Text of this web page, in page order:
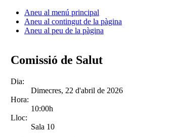
Aneu al menú principal
Aneu al contingut de la pàgina
Aneu al peu de la pàgina
Comissió de Salut
Dia:
Dimecres, 22 d'abril de 2026
Hora:
10:00h
Lloc:
Sala 10